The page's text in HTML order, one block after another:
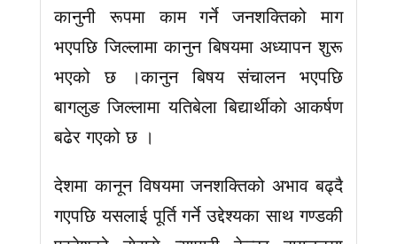
कानुनी रूपमा काम गर्ने जनशक्तिको माग
भएपछि जिल्लामा कानुन बिषयमा अध्यापन शुरू
भएको छ ।कानुन बिषय संचालन भएपछि
बागलुङ जिल्लामा यतिबेला बिद्यार्थीकाे आकर्षण
बढेर गएको छ ।
देशमा कानून विषयमा जनशक्तिको अभाव बढ्दै
गएपछि यसलाई पूर्ति गर्ने उद्देश्यका साथ गण्डकी